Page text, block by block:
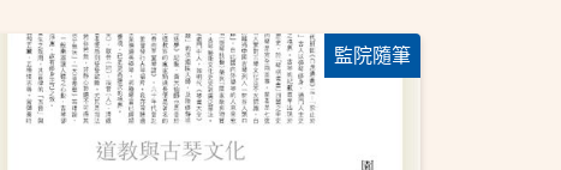
監院隨筆